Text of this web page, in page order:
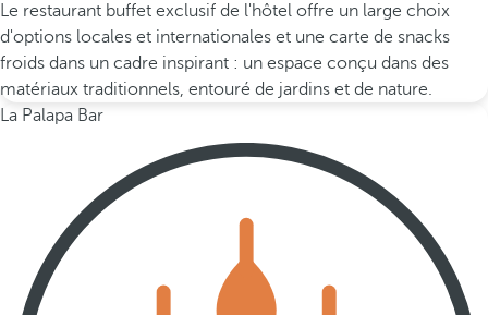
Le restaurant buffet exclusif de l'hôtel offre un large choix
d'options locales et internationales et une carte de snacks
froids dans un cadre inspirant : un espace conçu dans des
matériaux traditionnels, entouré de jardins et de nature.
La Palapa Bar